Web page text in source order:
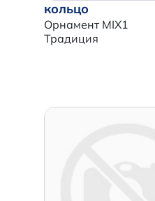
кольцо
Орнамент MIX1
Традиция